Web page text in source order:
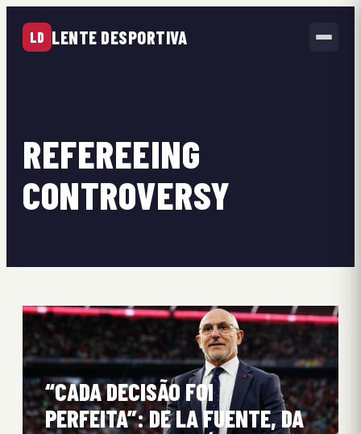
LD LENTE DESPORTIVA
REFEREEING
CONTROVERSY
“CADA DECISÃO FOI
PERFEITA”: DE LA FUENTE, DA